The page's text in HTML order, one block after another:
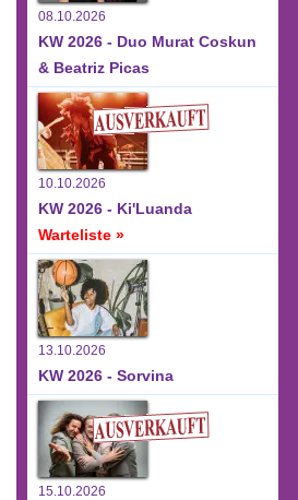
08.10.2026
KW 2026 - Duo Murat Coskun
& Beatriz Picas
10.10.2026
KW 2026 - Ki'Luanda
Warteliste »
13.10.2026
KW 2026 - Sorvina
15.10.2026